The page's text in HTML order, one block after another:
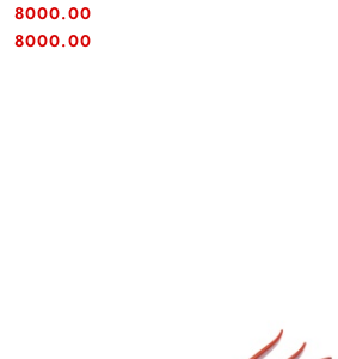
Cena:
8000.00
Cena:
8000.00